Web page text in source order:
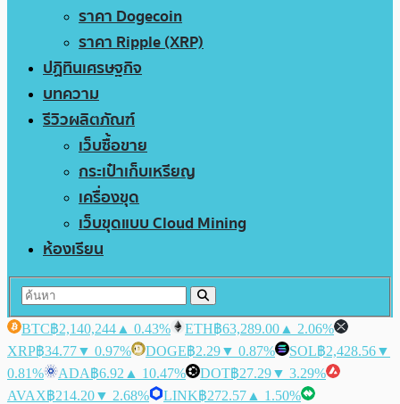
ราคา Dogecoin
ราคา Ripple (XRP)
ปฏิทินเศรษฐกิจ
บทความ
รีวิวผลิตภัณฑ์
เว็บซื้อขาย
กระเป๋าเก็บเหรียญ
เครื่องขุด
เว็บขุดแบบ Cloud Mining
ห้องเรียน
BTC฿2,140,244 ▲ 0.43% ETH฿63,289.00 ▲ 2.06%
XRP฿34.77▼ 0.97% DOGE฿2.29▼ 0.87% SOL฿2,428.56▼
0.81%
ADA฿6.92 ▲ 10.47% DOT฿27.29▼ 3.29%
AVAX฿214.20▼ 2.68% LINK฿272.57 ▲ 1.50%